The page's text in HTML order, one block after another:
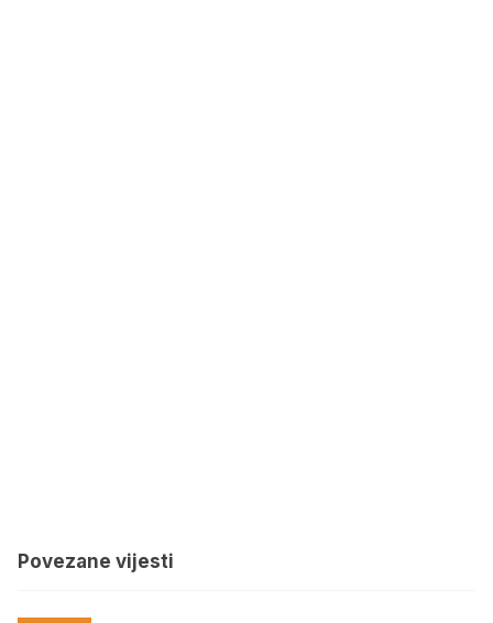
Povezane vijesti